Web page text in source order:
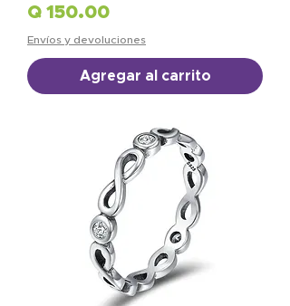
Precio
Q 150.00
Envíos y devoluciones
Agregar al carrito